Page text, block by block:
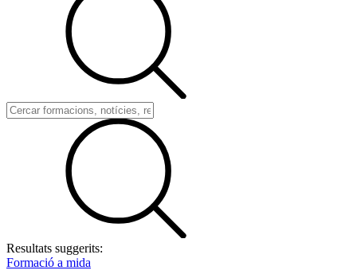
Resultats suggerits:
Formació a mida